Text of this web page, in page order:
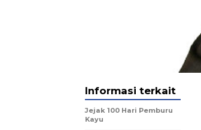
Informasi terkait
Jejak 100 Hari Pemburu
Kayu